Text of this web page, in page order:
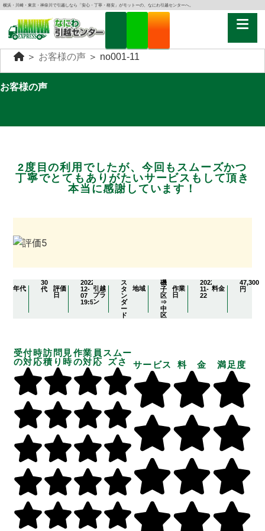
横浜・川崎・東京・神奈川で引越しなら「安心・丁寧・格安」がモットーの、なにわ引越センターへ。
＞ お客様の声 ＞ no001-11
お客様の声
2度目の利用でしたが、今回もスムーズかつ
丁寧でとてもありがたいサービスもして頂き
本当に感謝しています！
年代
30
代
評価
日
2022-
12-
07
19:57:04
引越
プラ
ン
ス
タ
ン
ダ
ー
ド
地域
磯
子
区
⇒
中
区
作業
日
2022-
11-
22
料金
47,300
円
受付時
の対応
訪問見
積り時
作業員
の対応
スムー
ズさ
サービス 料 金 満足度